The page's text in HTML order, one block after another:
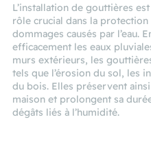
L’installation de gouttières
rôle crucial dans la
dommages causés par l’eau.
efficacement les eaux
murs extérieurs, les
tels que l’érosion du sol, les
du bois. Elles préservent
maison et prolongent sa
dégâts liés à l’humidité.